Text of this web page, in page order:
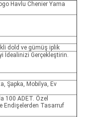
Havlu Chenier Yama
dold ve gümüş iplik
İdealinizi Gerçekleştirin.
Şapka, Mobilya, Ev
100 ADET. Özel
Endişelerden Tasarruf